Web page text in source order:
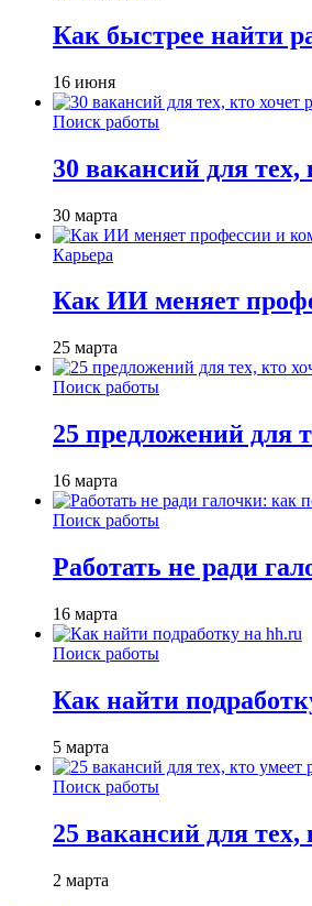
Как быстрее найти
16 июня
Поиск работы
30 вакансий для тех,
30 марта
Карьера
Как ИИ меняет
25 марта
Поиск работы
25 предложений для
16 марта
Поиск работы
Работать не ради
16 марта
Поиск работы
Как найти
5 марта
Поиск работы
25 вакансий для
2 марта